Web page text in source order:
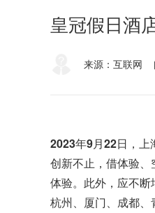
皇冠假日酒
来源：互联网
2023年9月22日，上
创新不止，借体验、
体验。此外，应不
杭州、厦门、成都